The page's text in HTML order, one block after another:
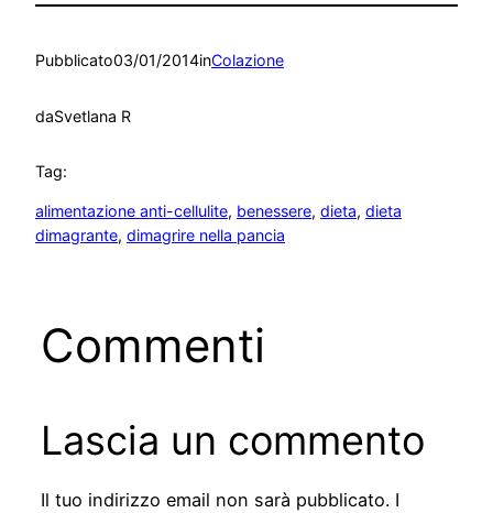
Pubblicato03/01/2014inColazione
daSvetlana R
Tag:
alimentazione anti-cellulite, benessere, dieta, dieta
dimagrante, dimagrire nella pancia
Commenti
Lascia un commento
Il tuo indirizzo email non sarà pubblicato. I